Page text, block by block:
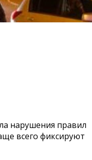
нарушения правил
всего фиксируют